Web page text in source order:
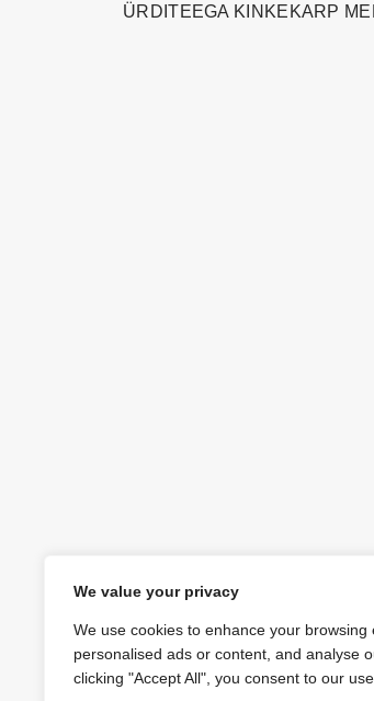
We value your privacy
We use cookies to enhance your browsing
personalised ads or content, and analyse
clicking "Accept All", you consent to our
ÜRDITEEGA KINKEKARP